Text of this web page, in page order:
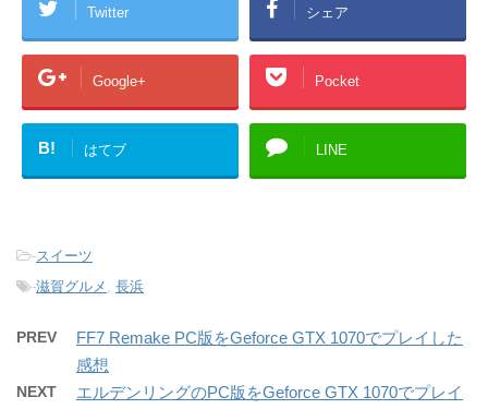
Twitter シェア
Google+ Pocket
B! はてブ LINE
-スイーツ
-滋賀グルメ , 長浜
PREV
FF7 Remake PC版をGeforce GTX 1070でプレイした
感想
NEXT
エルデンリングのPC版をGeforce GTX 1070でプレイ